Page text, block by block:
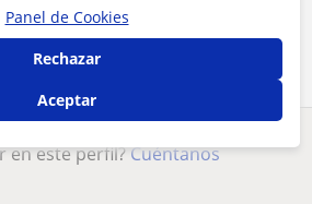
profesor
en este perfil?Cuéntanos
Panel de Cookies
Rechazar
Aceptar